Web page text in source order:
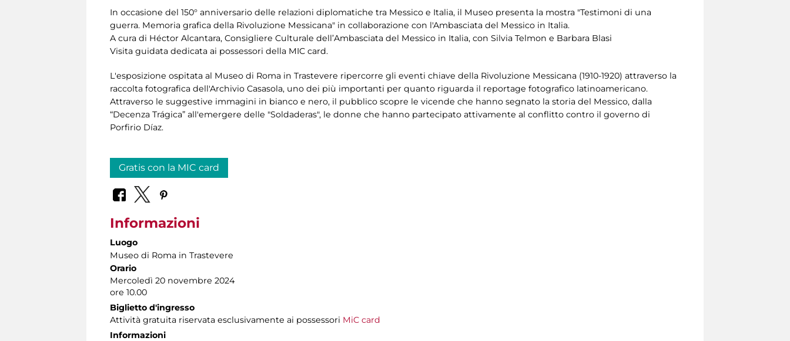
In occasione del 150° anniversario delle relazioni diplomatiche tra Messico e Italia, il Museo presenta la mostra "Testimoni di una
guerra. Memoria grafica della Rivoluzione Messicana" in collaborazione con l'Ambasciata del Messico in Italia.
A cura di Héctor Alcantara, Consigliere Culturale dell’Ambasciata del Messico in Italia, con Silvia Telmon e Barbara Blasi
Visita guidata dedicata ai possessori della MIC card.
L'esposizione ospitata al Museo di Roma in Trastevere ripercorre gli eventi chiave della Rivoluzione Messicana (1910-1920) attraverso la
raccolta fotografica dell'Archivio Casasola, uno dei più importanti per quanto riguarda il reportage fotografico latinoamericano.
Attraverso le suggestive immagini in bianco e nero, il pubblico scopre le vicende che hanno segnato la storia del Messico, dalla
“Decenza Trágica” all'emergere delle "Soldaderas", le donne che hanno partecipato attivamente al conflitto contro il governo di
Porfirio Díaz.
Gratis con la MIC card
Informazioni
Luogo
Museo di Roma in Trastevere
Orario
Mercoledì 20 novembre 2024
ore 10.00
Biglietto d'ingresso
Attività gratuita riservata esclusivamente ai possessori MiC card
Informazioni